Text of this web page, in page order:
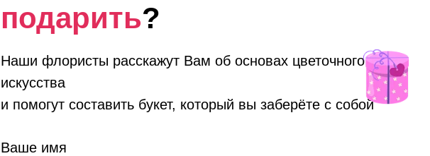
подарить?
Наши флористы расскажут Вам об основах цветочного
искусства
и помогут составить букет, который вы заберёте с собой
Ваше имя